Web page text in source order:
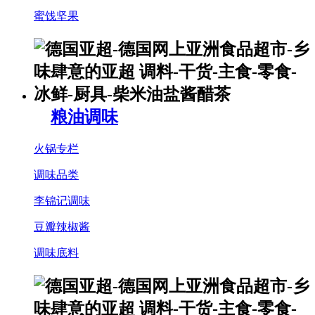
蜜饯坚果
粮油调味
火锅专栏
调味品类
李锦记调味
豆瓣辣椒酱
调味底料